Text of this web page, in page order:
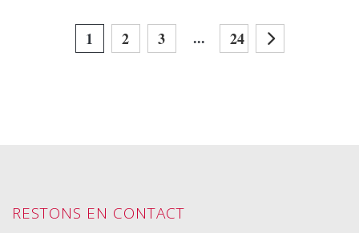
1 2 3 ... 24
RESTONS EN CONTACT